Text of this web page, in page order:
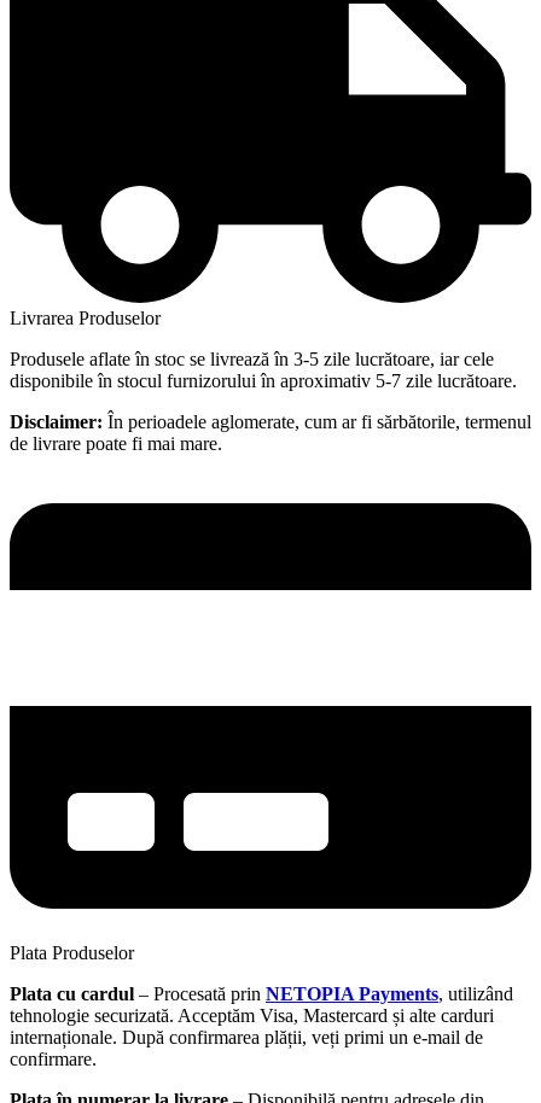
Livrarea Produselor
Produsele aflate în stoc se livrează în 3-5 zile lucrătoare, iar cele
disponibile în stocul furnizorului în aproximativ 5-7 zile lucrătoare.
Disclaimer: În perioadele aglomerate, cum ar fi sărbătorile, termenul
de livrare poate fi mai mare.
Plata Produselor
Plata cu cardul – Procesată prin NETOPIA Payments, utilizând
tehnologie securizată. Acceptăm Visa, Mastercard și alte carduri
internaționale. După confirmarea plății, veți primi un e-mail de
confirmare.